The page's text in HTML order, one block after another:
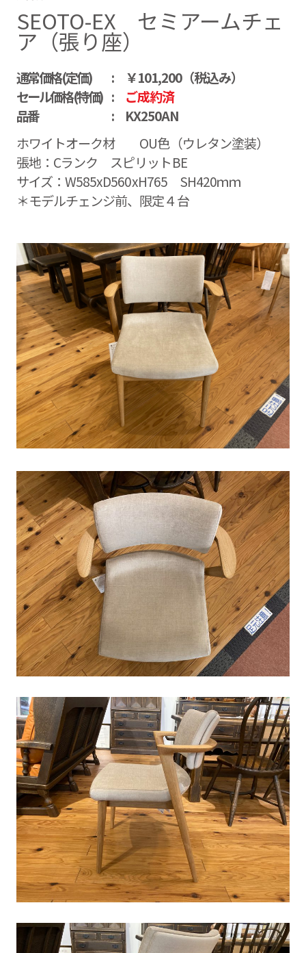
SEOTO-EX セミアームチェ
ア（張り座）
通常価格(定価)
￥101,200（税込み）
セール価格(特価)
ご成約済
品番
KX250AN
ホワイトオーク材 OU色（ウレタン塗装）
張地：Cランク スピリットBE
サイズ：W585xD560xH765 SH420ｍｍ
＊モデルチェンジ前、限定４台